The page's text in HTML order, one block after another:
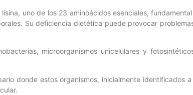
uno de los 23 aminoácidos esenciales,
Su deficiencia dietética puede provocar
microorganismos unicelulares y
donde estos organismos, inicialmente identificados